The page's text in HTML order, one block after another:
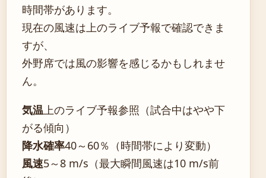
時間帯があります。
現在の風速は上のライブ予報で確認できま
すが、
外野席では風の影響を感じるかもしれませ
ん。
気温上のライブ予報参照（試合中はやや下
がる傾向）
降水確率40～60％（時間帯により変動）
風速5～8 m/s（最大瞬間風速は10 m/s前